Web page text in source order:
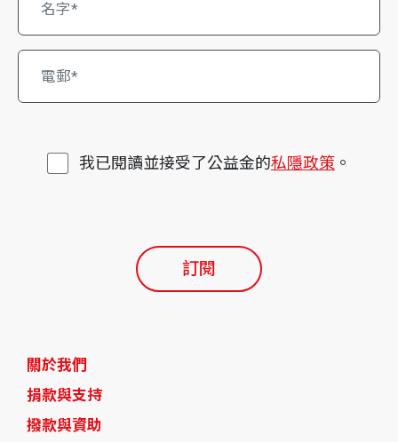
關於我們
捐款與支持
撥款與資助
我已閱讀並接受了公益金的私隱政策 。
訂閱